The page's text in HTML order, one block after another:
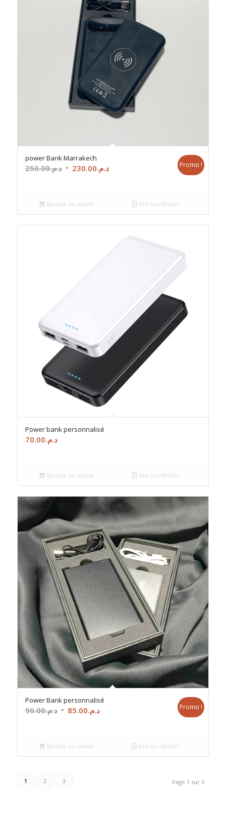
power Bank Marrakech
د.م.250.00
Le
était :
د.م.250.00.
د.م.230.00
Le
د.م.230.00.
Promo !
Ajouter au panier Voir les détails
Power bank personnalisé
د.م.70.00
Ajouter au panier Voir les détails
Power Bank personnalisé
د.م.90.00
Le
était :
د.م.90.00.
د.م.85.00
Le
د.م.85.00.
Promo !
Ajouter au panier Voir les détails
Page 1 sur 3
1 2 3